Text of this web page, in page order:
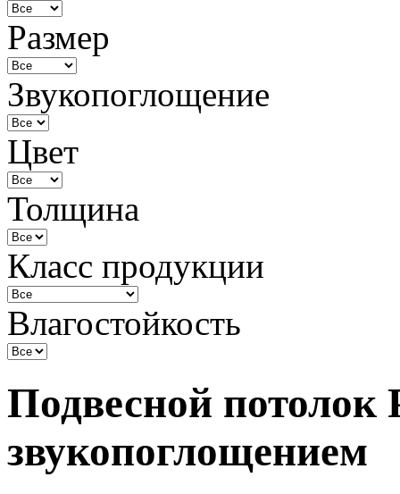
Размер
Звукопоглощение
Цвет
Толщина
Класс продукции
Влагостойкость
Подвесной
звукопоглощением